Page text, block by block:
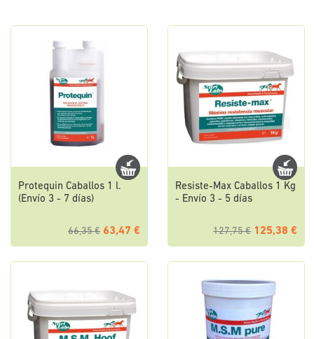
Protequin Caballos 1 l.
(Envío 3 - 7 días)
66,35 € 63,47 €
Resiste-Max Caballos 1 Kg
- Envío 3 - 5 días
127,75 € 125,38 €